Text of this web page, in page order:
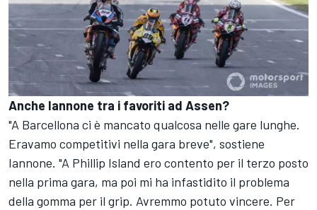
Anche Iannone tra i favoriti ad Assen?
"A Barcellona ci è mancato qualcosa nelle gare lunghe.
Eravamo competitivi nella gara breve", sostiene
Iannone. "A Phillip Island ero contento per il terzo posto
nella prima gara, ma poi mi ha infastidito il problema
della gomma per il grip. Avremmo potuto vincere. Per